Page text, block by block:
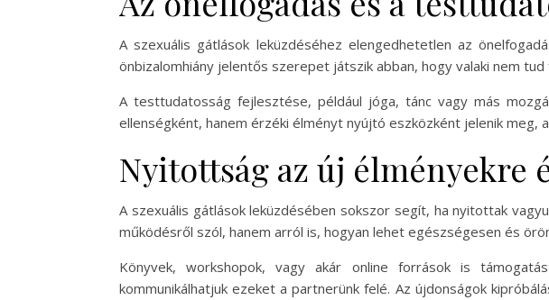
A szexuális gátlások leküzdéséhez elengedhetetlen az
önbizalomhiány jelentős szerepet játszik abban, hogy valaki nem
A testtudatosság fejlesztése, például jóga, tánc vagy más
ellenségként, hanem érzéki élményt nyújtó eszközként jelenik meg,
Nyitottság az új élményekre
A szexuális gátlások leküzdésében sokszor segít, ha nyitottak
működésről szól, hanem arról is, hogyan lehet egészségesen és
Könyvek, workshopok, vagy akár online források is
kommunikálhatjuk ezeket a partnerünk felé. Az újdonságok